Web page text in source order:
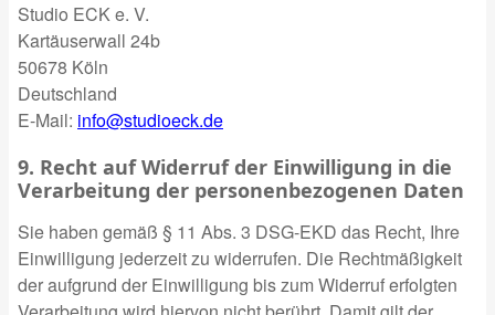
Studio ECK e. V.
Kartäuserwall 24b
50678 Köln
Deutschland
E-Mail: info@studioeck.de
9. Recht auf Widerruf der Einwilligung in die
Verarbeitung der personenbezogenen Daten
Sie haben gemäß § 11 Abs. 3 DSG-EKD das Recht, Ihre
Einwilligung jederzeit zu widerrufen. Die Rechtmäßigkeit
der aufgrund der Einwilligung bis zum Widerruf erfolgten